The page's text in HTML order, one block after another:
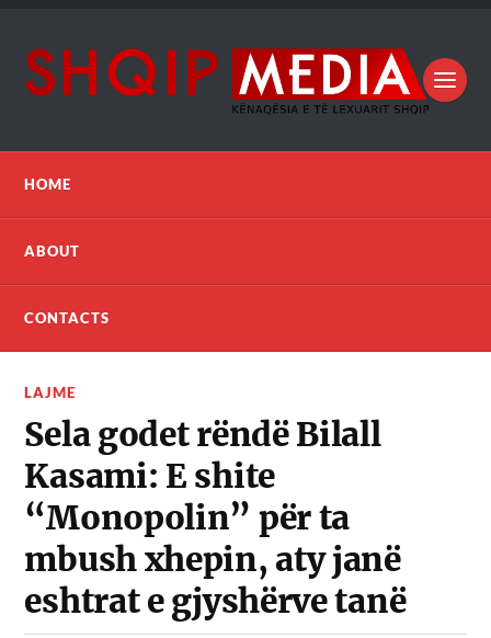
HOME
ABOUT
CONTACTS
LAJME
Sela godet rëndë Bilall
Kasami: E shite
“Monopolin” për ta
mbush xhepin, aty janë
eshtrat e gjyshërve tanë